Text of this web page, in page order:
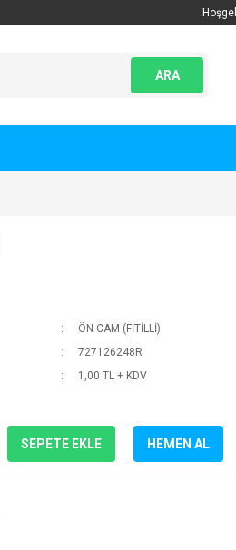
ARA
ÖN CAM (FİTİLLİ)
727126248R
1,00 TL + KDV
SEPETE EKLE HEMEN AL